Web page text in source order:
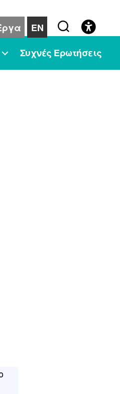
EN
Συχνές Ερωτήσεις